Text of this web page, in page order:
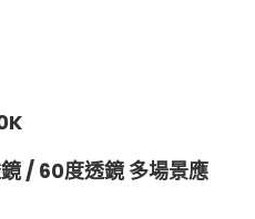
/ 60度透鏡 多場景應